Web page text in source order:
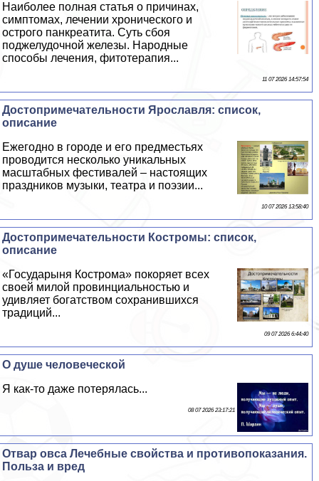
Наиболее полная статья о причинах,
симптомах, лечении хронического и
острого панкреатита. Суть сбоя
поджелудочной железы. Народные
способы лечения, фитотерапия...
11 07 2026 14:57:54
Достопримечательности Ярославля: список,
описание
Ежегодно в городе и его предместьях
проводится несколько уникальных
масштабных фестивалей – настоящих
праздников музыки, театра и поэзии...
10 07 2026 13:58:40
Достопримечательности Костромы: список,
описание
«Государыня Кострома» покоряет всех
своей милой провинциальностью и
удивляет богатством сохранившихся
традиций...
09 07 2026 6:44:40
О душе человеческой
Я как-то даже потерялась...
08 07 2026 23:17:21
Отвар овса Лечебные свойства и противопоказания.
Польза и вред